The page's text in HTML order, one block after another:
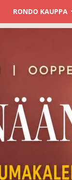
RONDO KAUPPA